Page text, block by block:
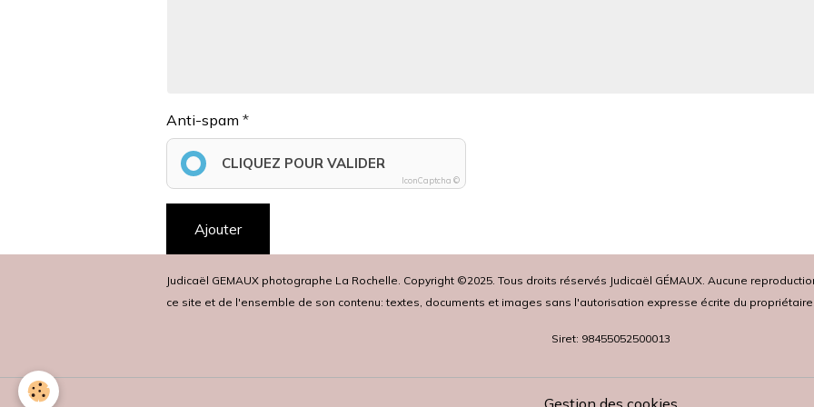
Anti-spam
CLIQUEZ POUR VALIDER
IconCaptcha ©
Ajouter
Judicaël GEMAUX photographe La Rochelle. Copyright ©2025. Tous droits réservés Judicaël GÉMAUX. Aucune
ce site et de l'ensemble de son contenu: textes, documents et images sans l'autorisation expresse écrite du propriétaire.
Siret: 98455052500013